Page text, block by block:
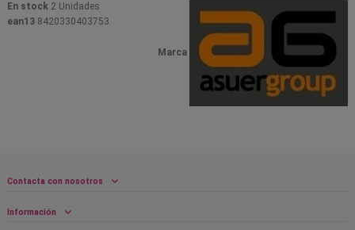
Marca
En stock 2 Unidades
ean13 8420330403753
Contacta con nosotros
Información